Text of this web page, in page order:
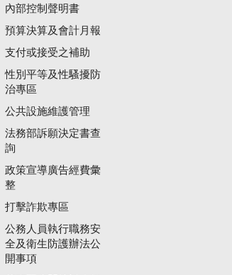
內部控制聲明書
預算決算及會計月報
支付或接受之補助
性別平等及性騷擾防
治專區
公共設施維護管理
法務部訴願決定書查
詢
政策宣導廣告經費彙
整
打擊詐欺專區
公務人員執行職務安
全及衛生防護辦法公
開事項